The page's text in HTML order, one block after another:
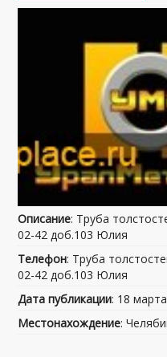
Описание: Труба
02-42 доб.103 Юлия
Телефон: Труба
02-42 доб.103 Юлия
Дата публикации: 18
Местонахождение: